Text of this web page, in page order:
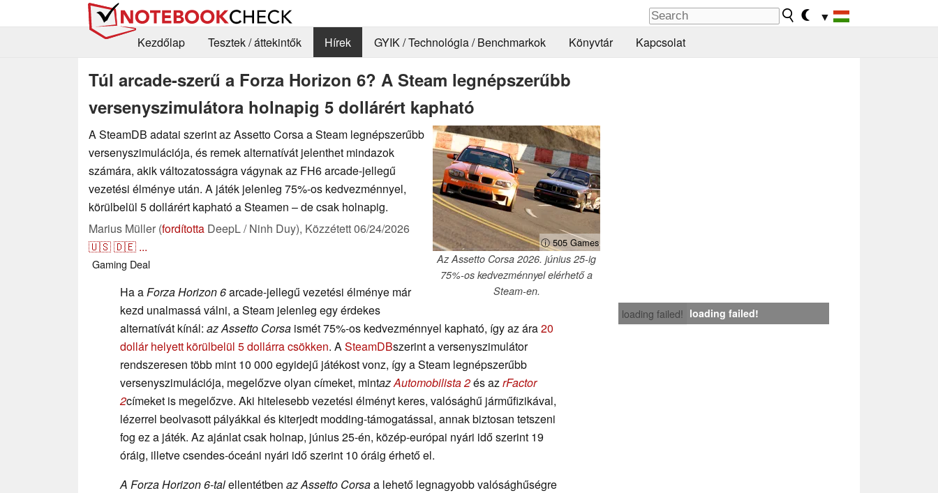
▼
Kezdőlap
Tesztek / áttekintők Hírek GYIK / Technológia / Benchmarkok Könyvtár Kapcsolat
Túl arcade-szerű a Forza Horizon 6? A Steam legnépszerűbb
versenyszimulátora holnapig 5 dollárért kapható
ⓘ 505 Games
Az Assetto Corsa 2026. június 25-ig
75%-os kedvezménnyel elérhető a
Steam-en.
A SteamDB adatai szerint az Assetto Corsa a Steam legnépszerűbb
versenyszimulációja, és remek alternatívát jelenthet mindazok
számára, akik változatosságra vágynak az FH6 arcade-jellegű
vezetési élménye után. A játék jelenleg 75%-os kedvezménnyel,
körülbelül 5 dollárért kapható a Steamen – de csak holnapig.
Marius Müller (fordította DeepL / Ninh Duy), Közzétett06/24/2026
🇺🇸🇩🇪 ...
Gaming Deal
loading failed! loading failed!
Ha aForza Horizon 6arcade-jellegű vezetési élménye már
kezd unalmassá válni, a Steam jelenleg egy érdekes
alternatívát kínál: az Assetto Corsa ismét 75%-os kedvezménnyel kapható, így az ára20
dollár helyett körülbelül 5 dollárra csökken. ASteamDBszerint a versenyszimulátor
rendszeresen több mint 10 000 egyidejű játékost vonz, így a Steam legnépszerűbb
versenyszimulációja, megelőzve olyan címeket, mintazAutomobilista 2és azrFactor
2címeket is megelőzve. Aki hitelesebb vezetési élményt keres, valósághű járműfizikával,
lézerrel beolvasott pályákkal és kiterjedt modding-támogatással, annak biztosan tetszeni
fog ez a játék. Az ajánlat csak holnap, június 25-én, közép-európai nyári idő szerint 19
óráig, illetve csendes-óceáni nyári idő szerint 10 óráig érhető el.
A Forza Horizon 6-talellentétben az Assetto Corsaa lehető legnagyobb valósághűségre